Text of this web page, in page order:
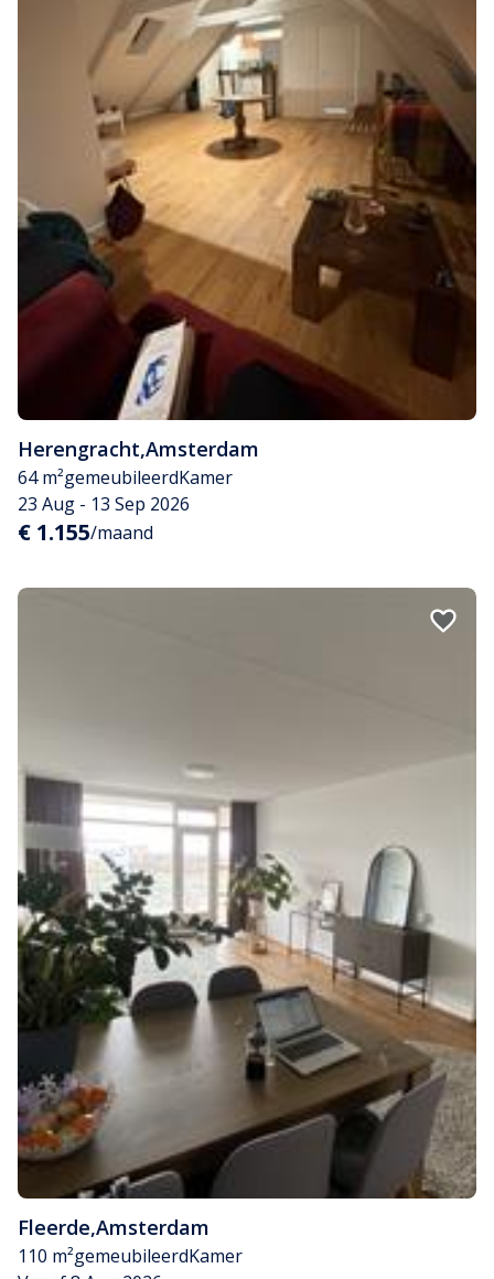
Herengracht,Amsterdam
64 m²gemeubileerdKamer
23 Aug - 13 Sep 2026
€ 1.155/maand
Fleerde,Amsterdam
110 m²gemeubileerdKamer